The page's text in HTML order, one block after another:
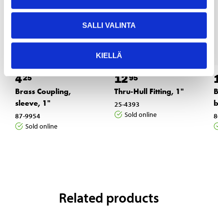
SALLI VALINTA
KIELLÄ
425
Brass Coupling,
sleeve, 1"
87-9954
Sold online
1295
Thru-Hull Fitting, 1"
25-4393
Sold online
Related products